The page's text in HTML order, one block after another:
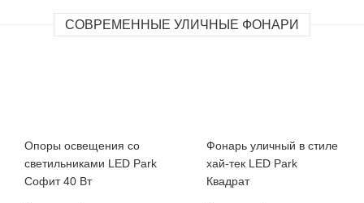
СОВРЕМЕННЫЕ УЛИЧНЫЕ ФОНАРИ
Опоры освещения со
светильниками LED Park
Софит 40 Вт
Фонарь уличный в стиле
хай-тек LED Park
Квадрат